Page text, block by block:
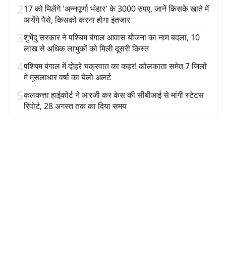
217 को मिलेंगे 'अन्नपूर्णा भंडार' के 3000 रुपए, जानें किसके खाते में
आयेंगे पैसे, किसको करना होगा इंतजार
3शुभेंदु सरकार ने पश्चिम बंगाल आवास योजना का नाम बदला, 10
लाख से अधिक लाभुकों को मिली दूसरी किस्त
4पश्चिम बंगाल में दोहरे चक्रवात का कहर! कोलकाता समेत 7 जिलों
में मूसलाधार वर्षा का येलो अलर्ट
5कलकत्ता हाईकोर्ट ने आरजी कर केस की सीबीआई से मांगी स्टेटस
रिपोर्ट, 28 अगस्त तक का दिया समय